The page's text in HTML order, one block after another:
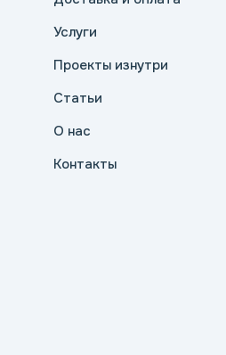
Услуги
Проекты изнутри
Статьи
О нас
Контакты